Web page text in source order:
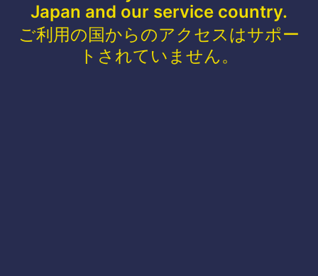
Japan and our service country.
ご利用の国からのアクセスはサポー
トされていません。